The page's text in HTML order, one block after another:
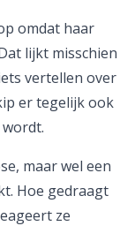
omdat haar
lijkt misschien
vertellen over
er tegelijk ook
maar wel een
Hoe gedraagt
ze